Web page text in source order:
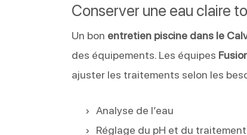
Conserver une eau claire
Un bon entretien piscine dans le
des équipements. Les équipes
ajuster les traitements selon les
Analyse de l’eau
Réglage du pH et du traitement